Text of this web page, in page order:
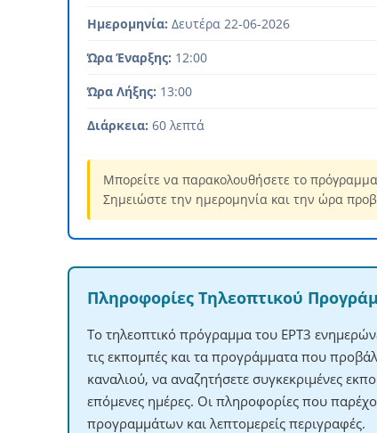
Ημερομηνία: Δευτέρα 22-06-2026
Ώρα Έναρξης: 12:00
Ώρα Λήξης: 13:00
Διάρκεια: 60 λεπτά
Μπορείτε να παρακολουθήσετε το
Σημειώστε την ημερομηνία και την ώρα
Πληροφορίες Τηλεοπτικού
Το τηλεοπτικό πρόγραμμα του ΕΡΤ3
τις εκπομπές και τα προγράμματα που
καναλιού, να αναζητήσετε συγκεκριμένες
επόμενες ημέρες. Οι πληροφορίες που
προγραμμάτων και λεπτομερείς περιγραφές.